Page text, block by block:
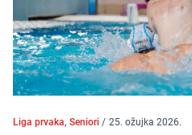
Liga prvaka, Seniori / 25. ožujka 2026.